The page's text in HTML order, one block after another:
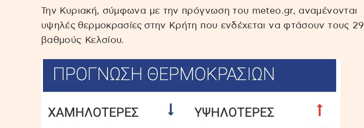
Την Κυριακή, σύμφωνα με την πρόγνωση του meteo.gr, αναμένονται
υψηλές θερμοκρασίες στην Κρήτη που ενδέχεται να φτάσουν τους 29
βαθμούς Κελσίου.